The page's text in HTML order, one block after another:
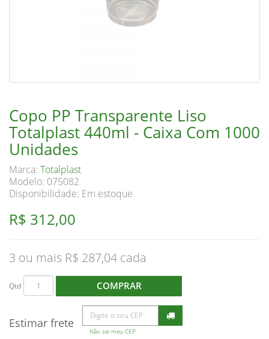
Copo PP Transparente Liso
Totalplast 440ml - Caixa Com 1000
Unidades
Marca: Totalplast
Modelo: 075082
Disponibilidade: Em estoque
R$ 312,00
3 ou mais R$ 287,04
Qtd COMPRAR
Estimar frete
Não sei meu CEP